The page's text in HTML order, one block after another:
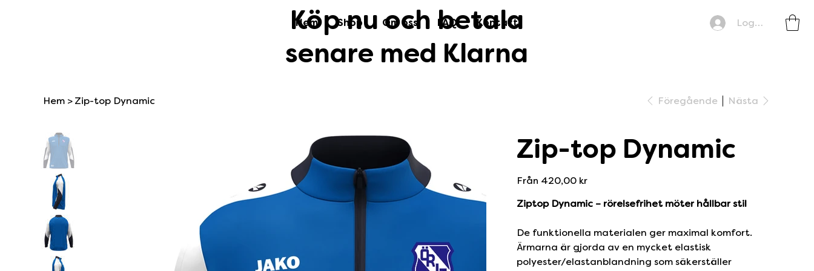
Köp nu och betala
senare med Klarna
Hem Shop Om oss FAQ Kontakt Logga in
Hem > Zip-top Dynamic Föregående Nästa
Zip-top Dynamic
Från Pris
420,00 kr
Ziptop Dynamic – rörelsefrihet möter hållbar stil
De funktionella materialen ger maximal komfort.
Ärmarna är gjorda av en mycket elastisk
polyester/elastanblandning som säkerställer